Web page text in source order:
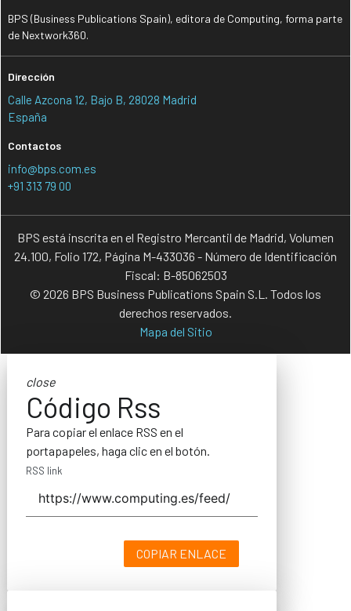
BPS (Business Publications Spain), editora de Computing, forma parte
de Nextwork360.
Dirección
Calle Azcona 12, Bajo B, 28028 Madrid
España
Contactos
info@bps.com.es
+91 313 79 00
BPS está inscrita en el Registro Mercantil de Madrid, Volumen
24.100, Folio 172, Página M-433036 - Número de Identificación
Fiscal: B-85062503
© 2026 BPS Business Publications Spain S.L. Todos los
derechos reservados.
Mapa del Sitio
close
Código Rss
Para copiar el enlace RSS en el
portapapeles, haga clic en el botón.
RSS link
COPIAR ENLACE